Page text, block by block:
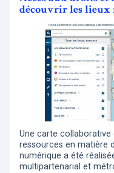
découvrir les lieux
Une carte
ressources en matière
numérique a été
multipartenarial et